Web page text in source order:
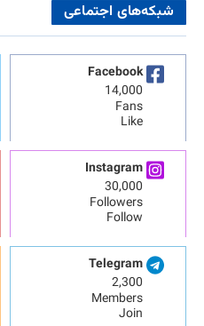
شبکه‌های اجتماعی
Facebook
14,000
Fans
Like
Instagram
30,000
Followers
Follow
Telegram
2,300
Members
Join